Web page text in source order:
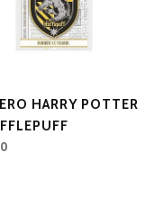
HARRY POTTER